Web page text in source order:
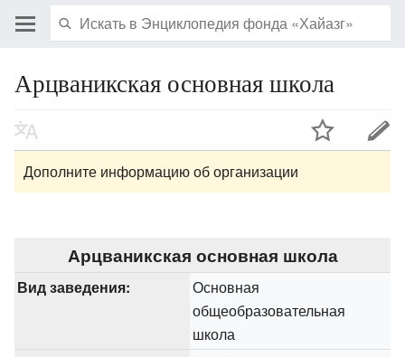
Арцваникская основная школа
Дополните информацию об организации
Арцваникская основная школа
Вид заведения:
Основная
общеобразовательная
школа